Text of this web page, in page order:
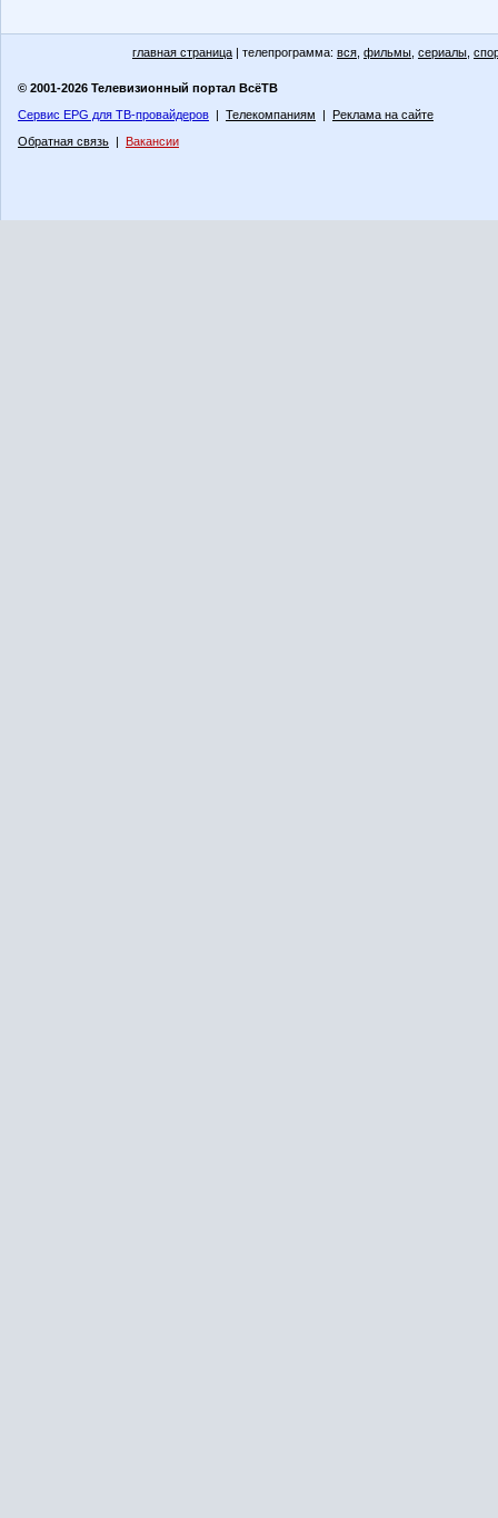
главная страница | телепрограмма: вся фильмы сериалы
© 2001-2026 Телевизионный портал ВсёТВ
Сервис EPG для ТВ-провайдеров | Телекомпаниям | Реклама на сайте
Обратная связь | Вакансии